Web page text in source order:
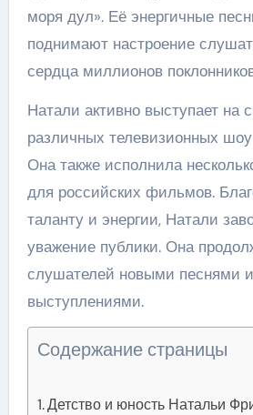
моря дул». Её энергичные
поднимают настроение
сердца миллионов
Натали активно выступает на
различных телевизионных
Она также исполнила
для российских фильмов.
таланту и энергии, Натали
уважение публики. Она
слушателей новыми песнями
выступлениями.
Содержание страницы
Детство и юность Натальи